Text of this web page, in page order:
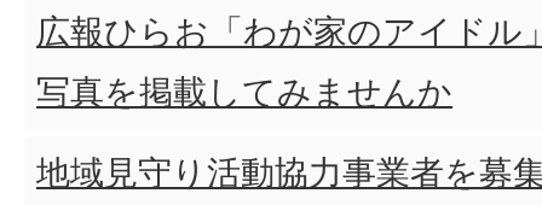
広報ひらお「わが家のアイドル
写真を掲載してみませんか
地域見守り活動協力事業者を募